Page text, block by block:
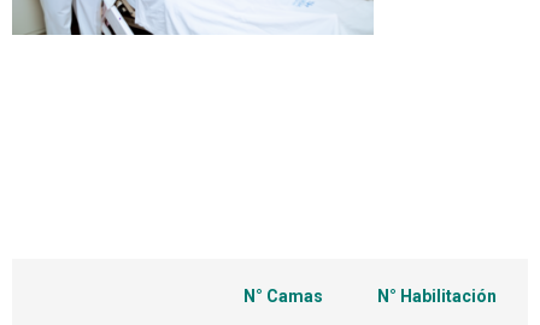
N° Camas N° Habilitación